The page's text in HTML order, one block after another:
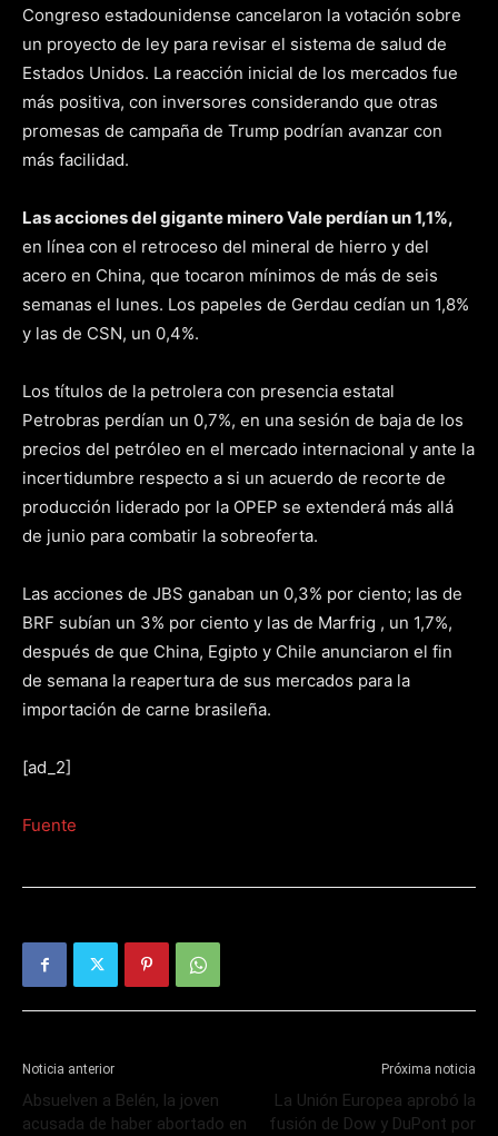
Congreso estadounidense cancelaron la votación sobre
un proyecto de ley para revisar el sistema de salud de
Estados Unidos. La reacción inicial de los mercados fue
más positiva, con inversores considerando que otras
promesas de campaña de Trump podrían avanzar con
más facilidad.
Las acciones del gigante minero Vale perdían un 1,1%,
en línea con el retroceso del mineral de hierro y del
acero en China, que tocaron mínimos de más de seis
semanas el lunes. Los papeles de Gerdau cedían un 1,8%
y las de CSN, un 0,4%.
Los títulos de la petrolera con presencia estatal
Petrobras perdían un 0,7%, en una sesión de baja de los
precios del petróleo en el mercado internacional y ante la
incertidumbre respecto a si un acuerdo de recorte de
producción liderado por la OPEP se extenderá más allá
de junio para combatir la sobreoferta.
Las acciones de JBS ganaban un 0,3% por ciento; las de
BRF subían un 3% por ciento y las de Marfrig , un 1,7%,
después de que China, Egipto y Chile anunciaron el fin
de semana la reapertura de sus mercados para la
importación de carne brasileña.
[ad_2]
Fuente
Noticia anterior
Absuelven a Belén, la joven
acusada de haber abortado en
Próxima noticia
La Unión Europea aprobó la
fusión de Dow y DuPont por